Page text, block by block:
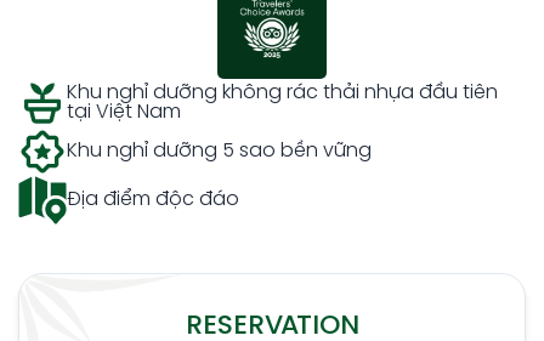
Khu nghỉ dưỡng không rác thải nhựa đầu tiên
tại Việt Nam
Khu nghỉ dưỡng 5 sao bền vững
Địa điểm độc đáo
RESERVATION